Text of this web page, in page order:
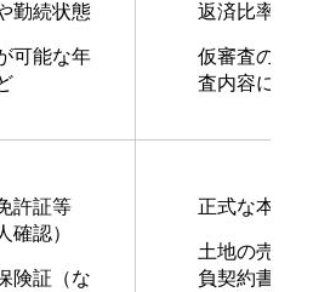
勤続状態
可能な年
返済比率が
仮審査の際
査内容にズ
許証等
確認）
険証（な
正式な本審
土地の売買
負契約書の